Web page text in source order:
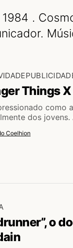
1984 .
Things
como
dos jovens.
Coelhion
o